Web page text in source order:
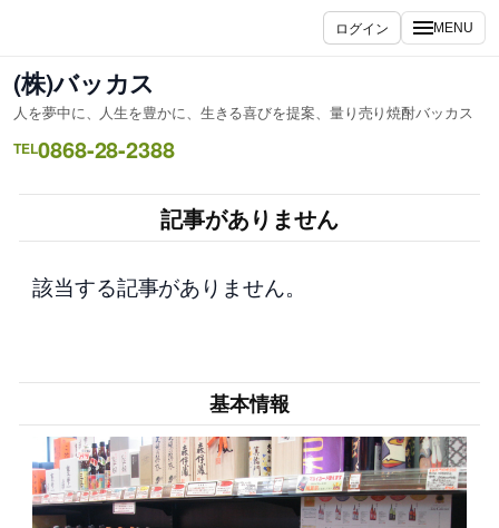
を
ス
キ
ッ
ログイン MENU
(株)バッカス
人を夢中に、人生を豊かに、生きる喜びを提案、量り売り焼酎バッカス
TEL0868-28-2388
記事がありません
該当する記事がありません。
基本情報